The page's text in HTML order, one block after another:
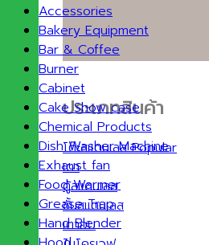
ประเภทสินค้า
โต๊ะสแตนเลส
เตา
ตู้สแตนเลส
ชั้นสแตนเลส
เตาอบ
Accessories
Bakery Equipment
Bar & Coffee
Burner
Cabinet
Cake Show case
Chemical Products
Dish Washer Machine
Exhaust fan
Food Warmer
Grease Trap
Hand Blender